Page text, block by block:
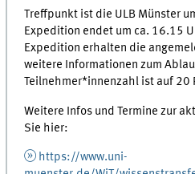
Treffpunkt ist die ULB Münster
Expedition endet um ca. 16.15
Expedition erhalten die
weitere Informationen zum
Teilnehmer*innenzahl ist auf 20
Weitere Infos und Termine zur
Sie hier:
https://www.uni-